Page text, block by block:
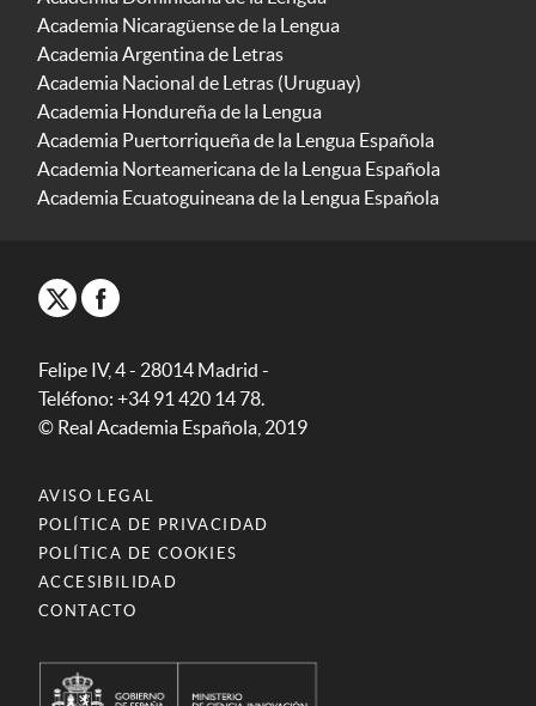
Academia Nicaragüense de la Lengua
Academia Argentina de Letras
Academia Nacional de Letras (Uruguay)
Academia Hondureña de la Lengua
Academia Puertorriqueña de la Lengua Española
Academia Norteamericana de la Lengua Española
Academia Ecuatoguineana de la Lengua Española
Felipe IV, 4 - 28014 Madrid -
Teléfono: +34 91 420 14 78.
© Real Academia Española, 2019
AVISO LEGAL
POLÍTICA DE PRIVACIDAD
POLÍTICA DE COOKIES
ACCESIBILIDAD
CONTACTO